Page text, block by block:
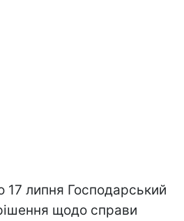
17 липня Господарський
щодо справи